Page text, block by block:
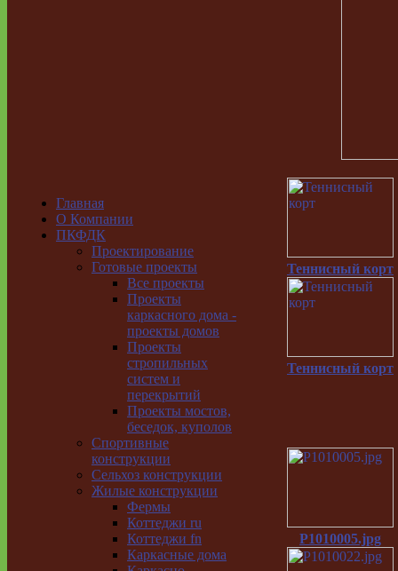
Главная
О Компании
ПКФДК
Проектирование
Готовые проекты
Все проекты
Проекты
каркасного дома -
проекты домов
Проекты
стропильных
систем и
перекрытий
Проекты мостов,
беседок, куполов
Спортивные
конструкции
Сельхоз конструкции
Жилые конструкции
Фермы
Коттеджи ru
Коттеджи fn
Каркасные дома
Теннисный корт
Теннисный корт
P1010005.jpg